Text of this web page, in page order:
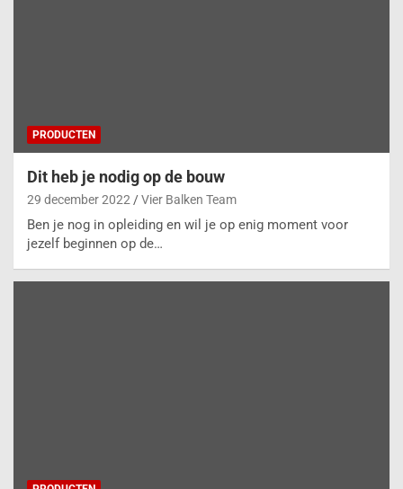
PRODUCTEN
Dit heb je nodig op de bouw
29 december 2022 Vier Balken Team
Ben je nog in opleiding en wil je op enig moment voor
jezelf beginnen op de…